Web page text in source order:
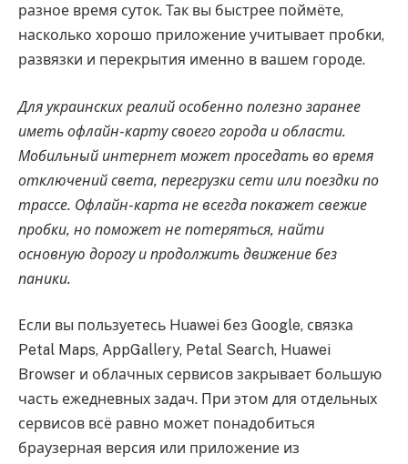
разное время суток. Так вы быстрее поймёте,
насколько хорошо приложение учитывает пробки,
развязки и перекрытия именно в вашем городе.
Для украинских реалий особенно полезно заранее
иметь офлайн-карту своего города и области.
Мобильный интернет может проседать во время
отключений света, перегрузки сети или поездки по
трассе. Офлайн-карта не всегда покажет свежие
пробки, но поможет не потеряться, найти
основную дорогу и продолжить движение без
паники.
Если вы пользуетесь Huawei без Google, связка
Petal Maps, AppGallery, Petal Search, Huawei
Browser и облачных сервисов закрывает большую
часть ежедневных задач. При этом для отдельных
сервисов всё равно может понадобиться
браузерная версия или приложение из